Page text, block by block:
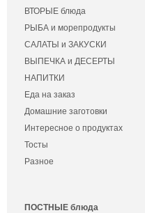
ВТОРЫЕ блюда
РЫБА и морепродукты
САЛАТЫ и ЗАКУСКИ
ВЫПЕЧКА и ДЕСЕРТЫ
НАПИТКИ
Еда на заказ
Домашние заготовки
Интересное о продуктах
Тосты
Разное
ПОСТНЫЕ блюда